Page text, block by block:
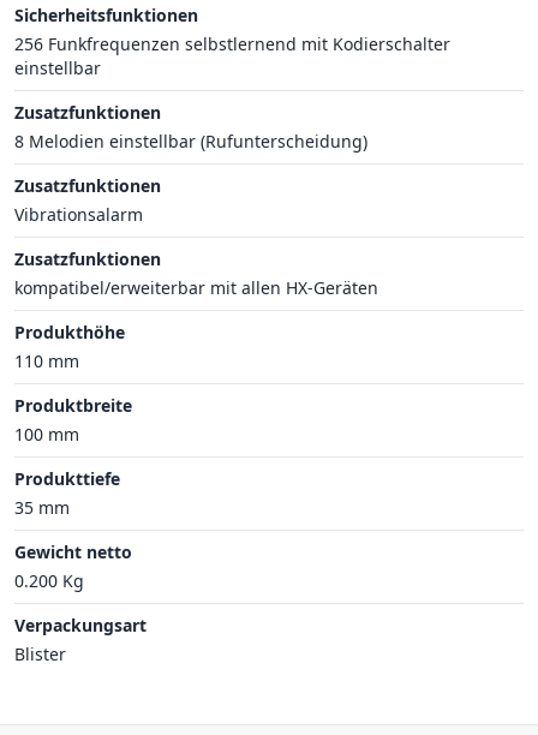
Sicherheitsfunktionen
256 Funkfrequenzen selbstlernend mit Kodierschalter
einstellbar
Zusatzfunktionen
8 Melodien einstellbar (Rufunterscheidung)
Zusatzfunktionen
Vibrationsalarm
Zusatzfunktionen
kompatibel/erweiterbar mit allen HX-Geräten
Produkthöhe
110 mm
Produktbreite
100 mm
Produkttiefe
35 mm
Gewicht netto
0.200 Kg
Verpackungsart
Blister